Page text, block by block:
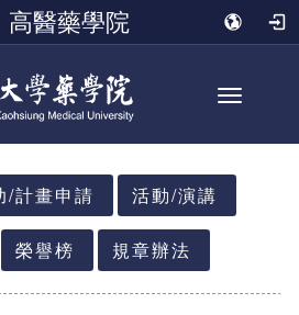
高醫藥學院
Toggle
/計畫申請 活動/演講
榮譽榜 規章辦法